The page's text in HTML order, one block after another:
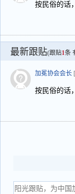
按民俗的话
最新跟贴(跟贴1条
加冕协会会长
按民俗的话